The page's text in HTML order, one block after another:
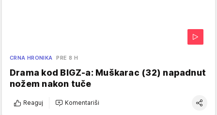
CRNA HRONIKA PRE 8 H
Drama kod BIGZ-a: Muškarac (32) napadnut
nožem nakon tuče
Reaguj Komentariši